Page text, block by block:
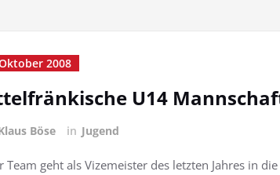
2008
U14
Böse in Jugend
Team geht als Vizemeister des letzten Jahres in